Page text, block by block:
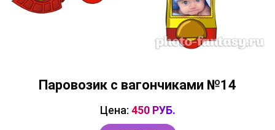
Паровозик с вагончиками №14
Цена: 450 РУБ.